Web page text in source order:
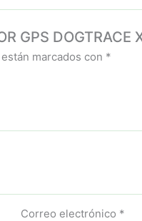
GPS DOGTRACE
marcados con *
Correo electrónico *